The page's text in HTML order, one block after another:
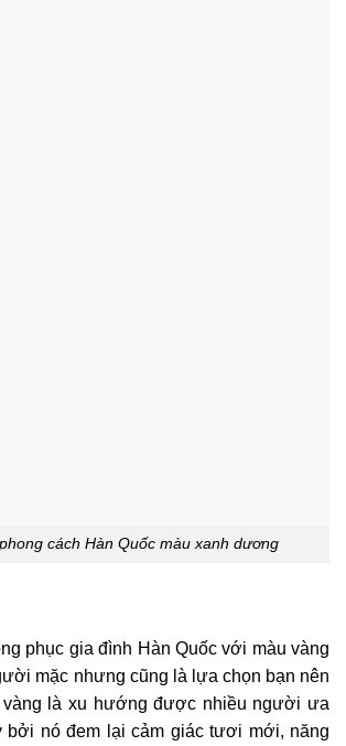
cách Hàn Quốc màu xanh dương
phục gia đình Hàn Quốc với màu vàng
mặc nhưng cũng là lựa chọn bạn nên
vàng là xu hướng được nhiều người ưa
bởi nó đem lại cảm giác tươi mới, năng